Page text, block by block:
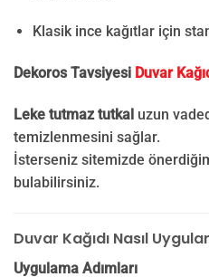
Klasik ince kağıtlar için
Dekoros Tavsiyesi Duvar
Leke tutmaz tutkal uzun
temizlenmesini sağlar.
İsterseniz sitemizde
bulabilirsiniz.
Duvar Kağıdı Nasıl
Uygulama Adımları